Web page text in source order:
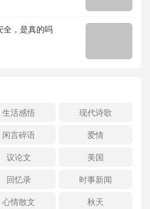
全，是真的吗
生活感悟
现代诗歌
闲言碎语
爱情
议论文
美国
回忆录
时事新闻
心情散文 秋天